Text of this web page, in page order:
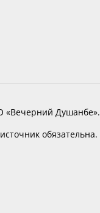
«Вечерний Душанбе».
обязательна.